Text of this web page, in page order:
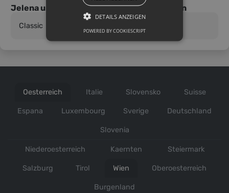
Jelena unterrichtet in den folgenden Stilen
Classic
Oesterreich Italie Slovensko Suisse
Espana Luxembourg Sverige Deutschland
Slovenia
Niederoesterreich Kaernten Steiermark
Salzburg Tirol Wien Oberoesterreich
Burgenland
DETAILS ANZEIGEN
POWERED BY COOKIESCRIPT